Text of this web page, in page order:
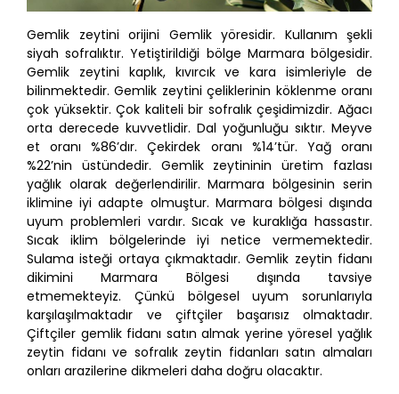
Gemlik zeytini orijini Gemlik yöresidir. Kullanım şekli
siyah sofralıktır. Yetiştirildiği bölge Marmara bölgesidir.
Gemlik zeytini kaplık, kıvırcık ve kara isimleriyle de
bilinmektedir. Gemlik zeytini çeliklerinin köklenme oranı
çok yüksektir. Çok kaliteli bir sofralık çeşidimizdir. Ağacı
orta derecede kuvvetlidir. Dal yoğunluğu sıktır. Meyve
et oranı %86’dır. Çekirdek oranı %14’tür. Yağ oranı
%22’nin üstündedir. Gemlik zeytininin üretim fazlası
yağlık olarak değerlendirilir. Marmara bölgesinin serin
iklimine iyi adapte olmuştur. Marmara bölgesi dışında
uyum problemleri vardır. Sıcak ve kuraklığa hassastır.
Sıcak iklim bölgelerinde iyi netice vermemektedir.
Sulama isteği ortaya çıkmaktadır. Gemlik zeytin fidanı
dikimini Marmara Bölgesi dışında tavsiye
etmemekteyiz. Çünkü bölgesel uyum sorunlarıyla
karşılaşılmaktadır ve çiftçiler başarısız olmaktadır.
Çiftçiler gemlik fidanı satın almak yerine yöresel yağlık
zeytin fidanı ve sofralık zeytin fidanları satın almaları
onları arazilerine dikmeleri daha doğru olacaktır.